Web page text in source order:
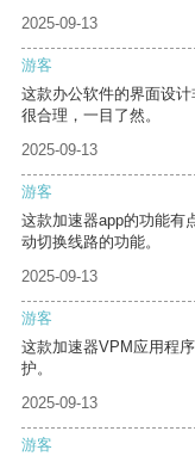
2025-09-13
游客
这款办公软件的界面设
很合理，一目了然。
2025-09-13
游客
这款加速器app的功能有
动切换线路的功能。
2025-09-13
游客
这款加速器VPM应用程
护。
2025-09-13
游客